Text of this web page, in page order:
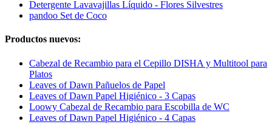
Detergente Lavavajillas Líquido - Flores Silvestres
pandoo Set de Coco
Productos nuevos:
Cabezal de Recambio para el Cepillo DISHA y Multitool para
Platos
Leaves of Dawn Pañuelos de Papel
Leaves of Dawn Papel Higiénico - 3 Capas
Loowy Cabezal de Recambio para Escobilla de WC
Leaves of Dawn Papel Higiénico - 4 Capas